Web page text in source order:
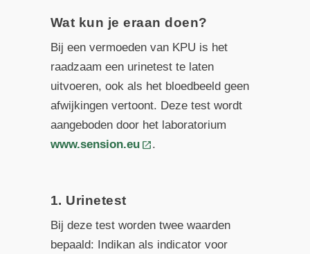
Wat kun je eraan doen?
Bij een vermoeden van KPU is het
raadzaam een urinetest te laten
uitvoeren, ook als het bloedbeeld geen
afwijkingen vertoont. Deze test wordt
aangeboden door het laboratorium
www.sension.eu
.
1. Urinetest
Bij deze test worden twee waarden
bepaald: Indikan als indicator voor